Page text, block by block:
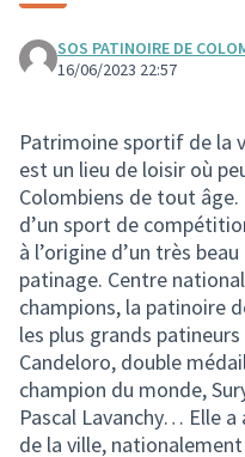
SOS PATINOIRE DE
16/06/2023 22:57
Patrimoine sportif de la
est un lieu de loisir où
Colombiens de tout
d’un sport de
à l’origine d’un très
patinage. Centre
champions, la patinoire
les plus grands
Candeloro, double
champion du monde,
Pascal Lavanchy… Elle
de la ville,